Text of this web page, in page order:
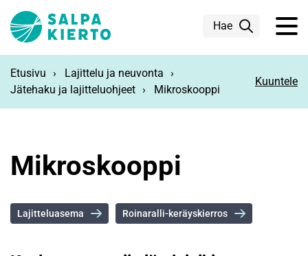
Hae
Etusivu
Lajittelu ja neuvonta
Jätehaku ja lajitteluohjeet
Mikroskooppi
Kuuntele
Mikroskooppi
Lajitteluasema Roinaralli-keräyskierros